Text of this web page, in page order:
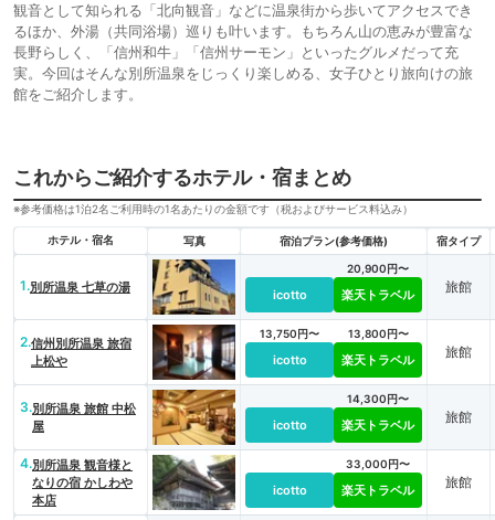
観音として知られる「北向観音」などに温泉街から歩いてアクセスでき
るほか、外湯（共同浴場）巡りも叶います。もちろん山の恵みが豊富な
長野らしく、「信州和牛」「信州サーモン」といったグルメだって充
実。今回はそんな別所温泉をじっくり楽しめる、女子ひとり旅向けの旅
館をご紹介します。
これからご紹介するホテル・宿まとめ
※参考価格は1泊2名ご利用時の1名あたりの金額です（税およびサービス料込み）
ホテル・宿名 写真 宿泊プラン(参考価格) 宿タイプ
1.別所温泉 七草の湯 icotto
20,900円〜
楽天トラベル 旅館
2.信州別所温泉 旅宿
上松や
13,750円〜
icotto
13,800円〜
楽天トラベル 旅館
3.別所温泉 旅館 中松
屋
icotto
14,300円〜
楽天トラベル 旅館
4.別所温泉 観音様と
なりの宿 かしわや
本店
icotto
33,000円〜
楽天トラベル 旅館